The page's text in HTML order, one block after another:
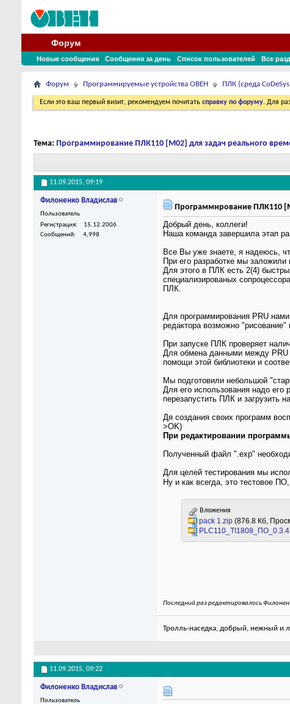
Форум
Новые сообщения Сообщения за день Список пользователей Все
Форум Программируемые устройства ОВЕН ПЛК (среда
Если это ваш первый визит, рекомендуем почитать справку по форуму. Для
Тема: Программирование ПЛК110 [М02] для задач реального
11.09.2015, 09:19
Филоненко Владислав
Пользователь
Регистрация
15.12.2006
Сообщений
4,998
Программирование ПЛК110
Добрый день, коллеги!
Наша команда завершила этап
Все Вы уже знаете, я надеюсь,
При его разработке мы
Для этого в ПЛК есть 2(4)
специализированых
ПЛК.
Для программирования PRU
редактора возможно
При запуске ПЛК проверяет
Для обмена данными между PRU
помощи этой библиотеки и
Мы подготовили небольшой
Для его использования надо его
перезапустить ПЛК и загрузить
Дя создания своих программ
>OK)
При редактировании
Полученный файл ".exp"
Для целей тестирования мы
Ну и как всегда, это тестовое
Вложения
pack 1.zip (876.8 Кб,
Последний раз редактировалось
Тролль-наседка, добрый, нежный и
11.09.2015, 09:22
Филоненко Владислав
Пользователь